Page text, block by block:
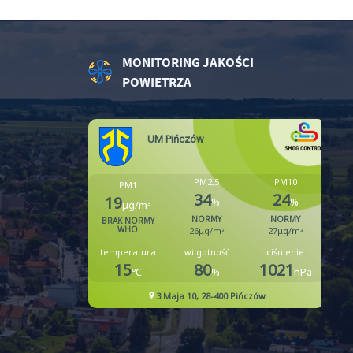
MONITORING JAKOŚCI
POWIETRZA